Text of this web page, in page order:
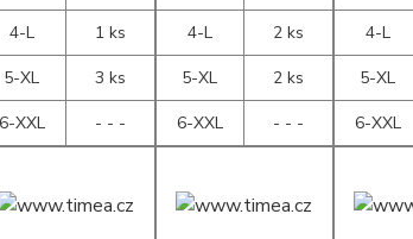
4-L
1 ks
5-XL
3 ks
6-XXL
- - -
4-L
2 ks
5-XL
2 ks
6-XXL
- - -
4-L
5-XL
6-XXL